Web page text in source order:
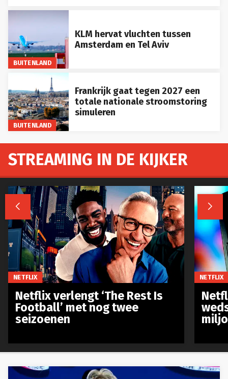
BUITENLAND
KLM hervat vluchten tussen
Amsterdam en Tel Aviv
BUITENLAND
Frankrijk gaat tegen 2027 een
totale nationale stroomstoring
simuleren
STREAMING IN DE KIJKER
 
NETFLIX
Netflix verlengt ‘The Rest Is
Football’ met nog twee
seizoenen
NETFLIX